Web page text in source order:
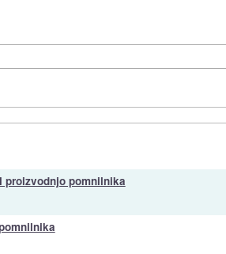
pomnilnika